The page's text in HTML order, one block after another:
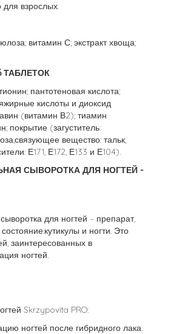
для взрослых.
витамин С; экстракт хвоща;
ТАБЛЕТОК
пантотеновая кислота;
кислоты и диоксид
(витамин В2); тиамин
покрытие (загуститель:
вещество: тальк,
Е171, Е172, Е133 и Е104).
СЫВОРОТКА ДЛЯ НОГТЕЙ -
для ногтей – препарат,
и ногти. Это
заинтересованных в
ногтей.
Skrzypovita PRO:
ногтей после гибридного лака.